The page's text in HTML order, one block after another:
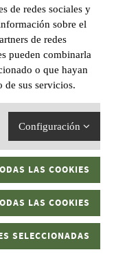
de redes sociales y
sobre el
de redes
pueden combinarla
o que hayan
de sus servicios.
Configuración
LAS COOKIES
LAS COOKIES
SELECCIONADAS